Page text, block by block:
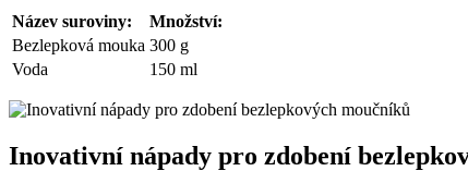
Název⁤ suroviny:
Množství:
Bezlepková ‍mouka 300 g
Voda
150 ml
Inovativní⁢ nápady pro ⁤zdobení